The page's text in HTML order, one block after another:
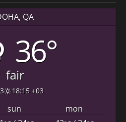
QA
36°
fair
18:15 +03
sun
mon